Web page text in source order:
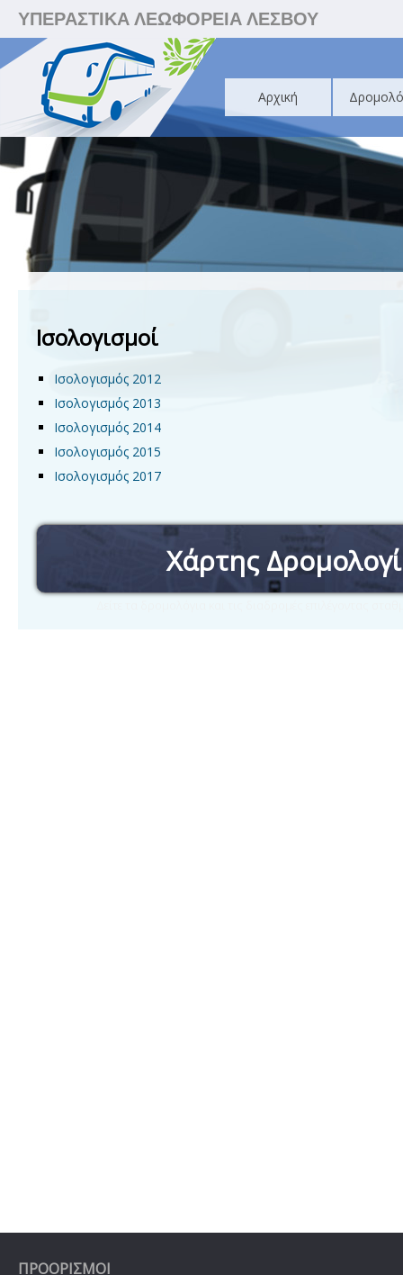
ΥΠΕΡΑΣΤΙΚΑ ΛΕΩΦΟΡΕΙΑ ΛΕΣΒΟΥ
Αρχική
Ισολογισμοί
Ισολογισμός 2012
Ισολογισμός 2013
Ισολογισμός 2014
Ισολογισμός 2015
Ισολογισμός 2017
Χάρτης
ΠΡΟΟΡΙΣΜΟΙ